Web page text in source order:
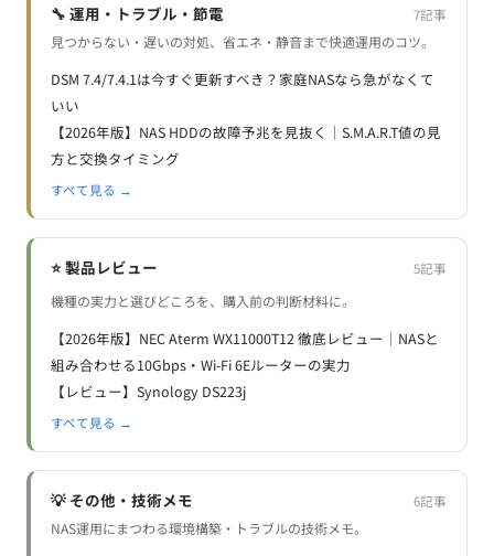
🔧 運用・トラブル・節電 7記事
見つからない・遅いの対処、省エネ・静音まで快適運用のコツ。
DSM 7.4/7.4.1は今すぐ更新すべき？家庭NASなら急がなくて
いい
【2026年版】NAS HDDの故障予兆を見抜く｜S.M.A.R.T値の見
方と交換タイミング
すべて見る →
⭐ 製品レビュー 5記事
機種の実力と選びどころを、購入前の判断材料に。
【2026年版】NEC Aterm WX11000T12 徹底レビュー｜NASと
組み合わせる10Gbps・Wi-Fi 6Eルーターの実力
【レビュー】Synology DS223j
すべて見る →
💡 その他・技術メモ 6記事
NAS運用にまつわる環境構築・トラブルの技術メモ。